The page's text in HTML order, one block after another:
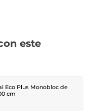
este
Eco Plus Monobloc de
cm